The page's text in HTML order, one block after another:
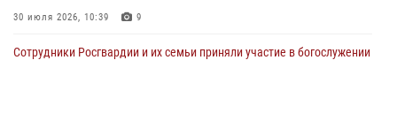
30 июля 2026, 10:39 9
Cотрудники Росгвардии и их семьи приняли участие в богослужении